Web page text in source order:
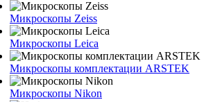
Микроскопы Zeiss
Микроскопы Leica
Микроскопы комплектации ARSTEK
Микроскопы Nikon